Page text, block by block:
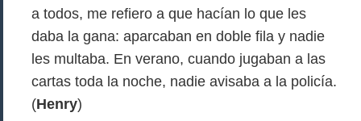
a todos, me refiero a que hacían lo que les
daba la gana: aparcaban en doble fila y nadie
les multaba. En verano, cuando jugaban a las
cartas toda la noche, nadie avisaba a la policía.
(Henry)